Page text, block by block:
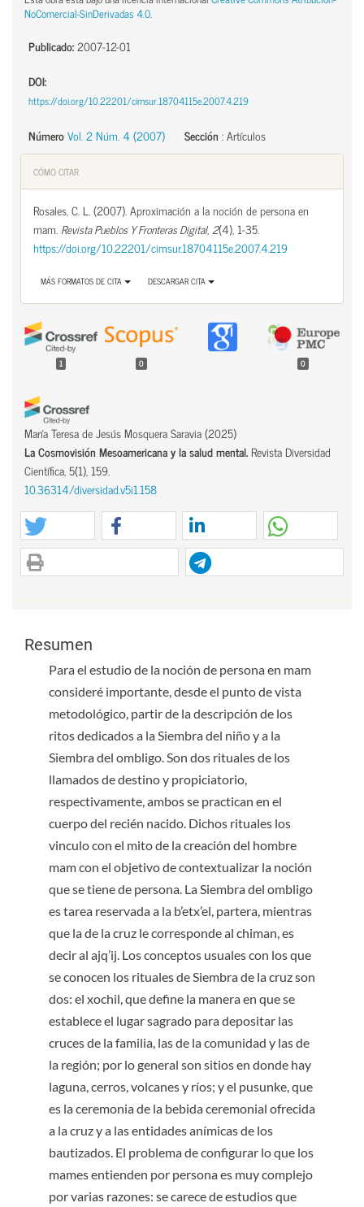
NoComercial-SinDerivadas 4.0.
Publicado:2007-12-01
DOI:
https://doi.org/10.22201/cimsur.18704115e.2007.4.219
NúmeroVol. 2 Núm. 4 (2007) Sección :Artículos
CÓMO CITAR
Rosales, C. L. (2007). Aproximación a la noción de persona en
mam. Revista Pueblos Y Fronteras Digital,2(4), 1-35.
https://doi.org/10.22201/cimsur.18704115e.2007.4.219
MÁS FORMATOS DE CITA DESCARGAR CITA
1 0 0
María Teresa de Jesús Mosquera Saravia(2025)
La Cosmovisión Mesoamericana y la salud mental. Revista Diversidad
Científica, 5(1), 159.
10.36314/diversidad.v5i1.158
Resumen
Para el estudio de la noción de persona en mam
consideré importante, desde el punto de vista
metodológico, partir de la descripción de los
ritos dedicados a la Siembra del niño y a la
Siembra del ombligo. Son dos rituales de los
llamados de destino y propiciatorio,
respectivamente, ambos se practican en el
cuerpo del recién nacido. Dichos rituales los
vinculo con el mito de la creación del hombre
mam con el objetivo de contextualizar la noción
que se tiene de persona. La Siembra del ombligo
es tarea reservada a la b’etx’el, partera, mientras
que la de la cruz le corresponde al chiman, es
decir al ajq’ij. Los conceptos usuales con los que
se conocen los rituales de Siembra de la cruz son
dos: el xochil, que define la manera en que se
establece el lugar sagrado para depositar las
cruces de la familia, las de la comunidad y las de
la región; por lo general son sitios en donde hay
laguna, cerros, volcanes y ríos; y el pusunke, que
es la ceremonia de la bebida ceremonial ofrecida
a la cruz y a las entidades anímicas de los
bautizados. El problema de configurar lo que los
mames entienden por persona es muy complejo
por varias razones: se carece de estudios que